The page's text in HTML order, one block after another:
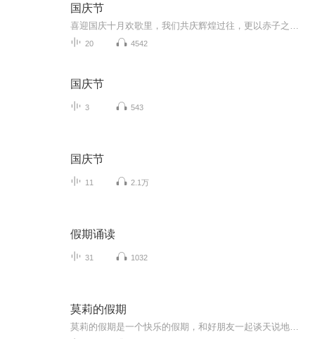
国庆节
20 4542
国庆节
3 543
国庆节
11 2.1万
假期诵读
31 1032
莫莉的假期